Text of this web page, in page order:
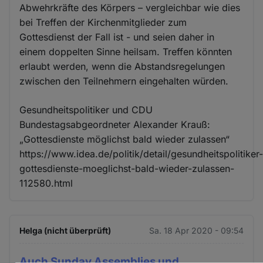
Abwehrkräfte des Körpers – vergleichbar wie dies
bei Treffen der Kirchenmitglieder zum
Gottesdienst der Fall ist - und seien daher in
einem doppelten Sinne heilsam. Treffen könnten
erlaubt werden, wenn die Abstandsregelungen
zwischen den Teilnehmern eingehalten würden.
Gesundheitspolitiker und CDU
Bundestagsabgeordneter Alexander Krauß:
„Gottesdienste möglichst bald wieder zulassen“
https://www.idea.de/politik/detail/gesundheitspolitiker-
gottesdienste-moeglichst-bald-wieder-zulassen-
112580.html
Helga (nicht überprüft) Sa. 18 Apr 2020 - 09:54